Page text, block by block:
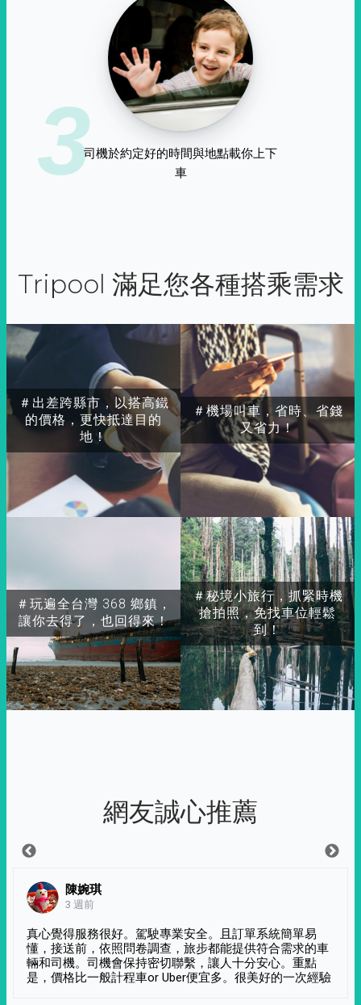
3司機於約定好的時間與地點載你上下
車
Tripool 滿足您各種搭乘需求
＃出差跨縣市，以搭高鐵
的價格，更快抵達目的
地！
＃玩遍全台灣 368 鄉鎮，
讓你去得了，也回得來！
＃秘境小旅行，抓緊時機
搶拍照，免找車位輕鬆
到！
＃機場叫車，省時、省錢
又省力！
網友誠心推薦
陳婉琪
3 週前
真心覺得服務很好。駕駛專業安全。且訂單系統簡單易
懂，接送前，依照問卷調查，旅步都能提供符合需求的車
輛和司機。司機會保持密切聯繫，讓人十分安心。重點
是，價格比一般計程車or Uber便宜多。很美好的一次經驗